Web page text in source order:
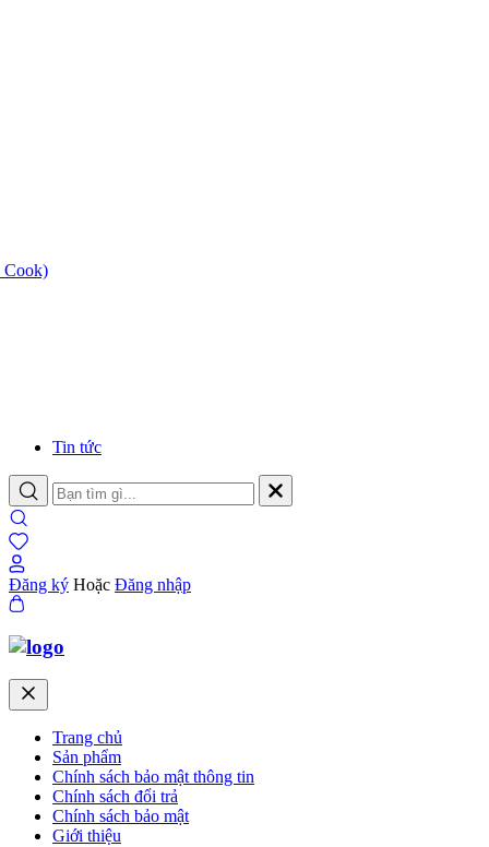
Tin tức
Đăng ký Hoặc Đăng nhập
Trang chủ
Sản phẩm
Chính sách bảo mật thông tin
Chính sách đổi trả
Chính sách bảo mật
Giới thiệu